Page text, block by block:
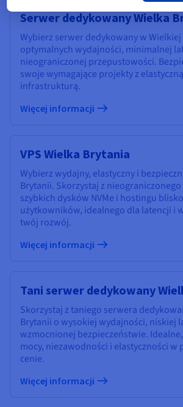
Serwer dedykowany Wielka
Wybierz serwer dedykowany w
optymalnych wydajności, minimalnej
nieograniczonej przepustowości.
swoje wymagające projekty z
infrastrukturą.
Więcej informacji
VPS Wielka Brytania
Wybierz wydajny, elastyczny i
Brytanii. Skorzystaj z
szybkich dysków NVMe i hostingu
użytkowników, idealnego dla latencji i
twój rozwój.
Więcej informacji
Tani serwer dedykowany
Skorzystaj z taniego serwera
Brytanii o wysokiej wydajności, niskiej
wzmocnionej bezpieczeństwie.
mocy, niezawodności i elastyczności w
cenie.
Więcej informacji